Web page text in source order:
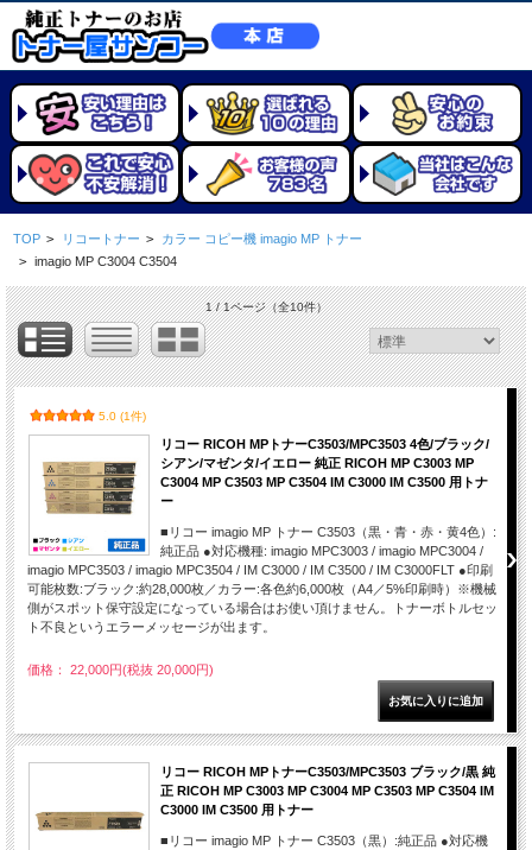
TOP > リコートナー > カラー コピー機 imagio MP トナー
> imagio MP C3004 C3504
1 / 1ページ（全10件）
5.0 (1件)
リコー RICOH MPトナーC3503/MPC3503 4色/ブラック/
シアン/マゼンタ/イエロー 純正 RICOH MP C3003 MP
C3004 MP C3503 MP C3504 IM C3000 IM C3500 用トナ
ー
■リコー imagio MP トナー C3503（黒・青・赤・黄4色）:
純正品 ●対応機種: imagio MPC3003 / imagio MPC3004 /
imagio MPC3503 / imagio MPC3504 / IM C3000 / IM C3500 / IM C3000FLT ●印刷
可能枚数:ブラック:約28,000枚／カラー:各色約6,000枚（A4／5%印刷時）※機械
側がスポット保守設定になっている場合はお使い頂けません。トナーボトルセッ
ト不良というエラーメッセージが出ます。
価格： 22,000円(税抜 20,000円)
リコー RICOH MPトナーC3503/MPC3503 ブラック/黒 純
正 RICOH MP C3003 MP C3004 MP C3503 MP C3504 IM
C3000 IM C3500 用トナー
■リコー imagio MP トナー C3503（黒）:純正品 ●対応機